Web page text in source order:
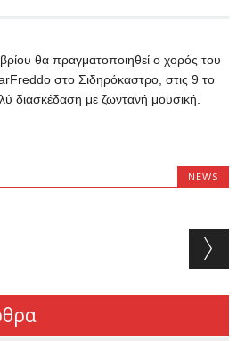
θα πραγματοποιηθεί ο χορός του
στο Σιδηρόκαστρο, στις 9 το
διασκέδαση με ζωντανή μουσική.
NEWS